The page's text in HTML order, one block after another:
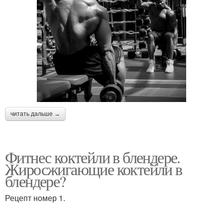
Коктейли на завтрак Клубничный коктейль
Коктейль с бананом Утренний коктейль
Коктейль на завтрак
читать дальше →
Фитнес коктейли в блендере.
Жиросжигающие коктейли в
блендере?
Рецепт номер 1.